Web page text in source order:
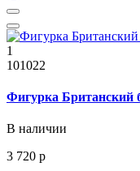
1
101022
Фигурка Британский
В наличии
3 720 р